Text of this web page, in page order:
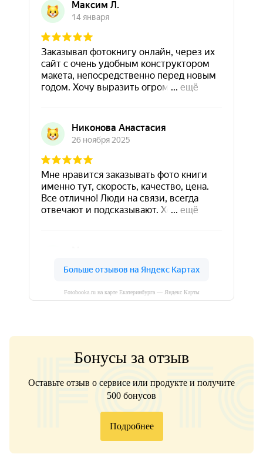
Fotobooka.ru на карте Екатеринбурга — Яндекс Карты
Бонусы за отзыв
Оставьте отзыв о сервисе или продукте и получите
500 бонусов
Подробнее